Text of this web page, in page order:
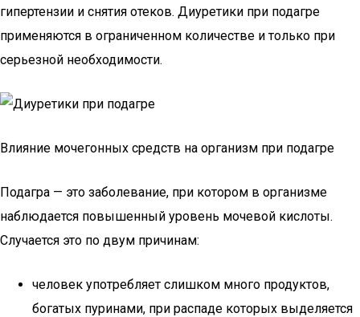
гипертензии и снятия отеков. Диуретики при подагре
применяются в ограниченном количестве и только при
серьезной необходимости.
Влияние мочегонных средств на организм при подагре
Подагра — это заболевание, при котором в организме
наблюдается повышенный уровень мочевой кислоты.
Случается это по двум причинам:
человек употребляет слишком много продуктов,
богатых пуринами, при распаде которых выделяется